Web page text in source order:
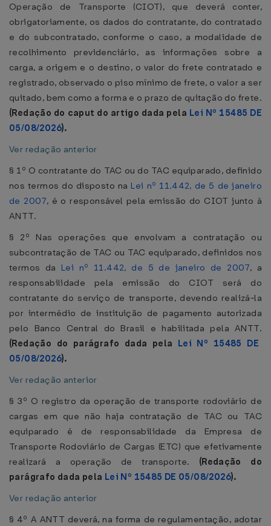
Operação de Transporte (CIOT), que deverá conter,
obrigatoriamente, os dados do contratante, do contratado
e do subcontratado, conforme o caso, a modalidade de
recolhimento previdenciário, as informações sobre a
carga, a origem e o destino, o valor do frete contratado e
registrado, observado o piso mínimo de frete, o valor a ser
quitado, bem como a forma e o prazo de quitação do frete.
(Redação do caput do artigo dada pela Lei Nº 15485 DE
05/08/2026).
Ver redação anterior
§ 1º O contratante do TAC ou do TAC equiparado, definido
nos termos do disposto na Lei nº 11.442, de 5 de janeiro
de 2007, é o responsável pela emissão do CIOT junto à
ANTT.
§ 2º Nas operações que envolvam a contratação ou
subcontratação de TAC ou TAC equiparado, definidos nos
termos da Lei nº 11.442, de 5 de janeiro de 2007, a
responsabilidade pela emissão do CIOT será do
contratante do serviço de transporte, devendo realizá-la
por intermédio de instituição de pagamento autorizada
pelo Banco Central do Brasil e habilitada pela ANTT.
(Redação do parágrafo dada pela Lei Nº 15485 DE
05/08/2026).
Ver redação anterior
§ 3º O registro da operação de transporte rodoviário de
cargas em que não haja contratação de TAC ou TAC
equiparado é de responsabilidade da Empresa de
Transporte Rodoviário de Cargas (ETC) que efetivamente
realizará a operação de transporte. (Redação do
parágrafo dada pela Lei Nº 15485 DE 05/08/2026).
Ver redação anterior
§ 4º A ANTT deverá, na forma de regulamentação, adotar